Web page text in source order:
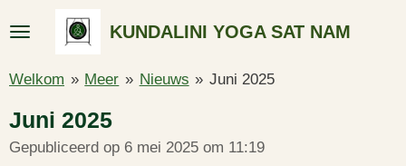
direct
de
hoofdinhoud
KUNDALINI YOGA SAT NAM
Welkom » Meer » Nieuws » Juni 2025
Juni 2025
Gepubliceerd op 6 mei 2025 om 11:19